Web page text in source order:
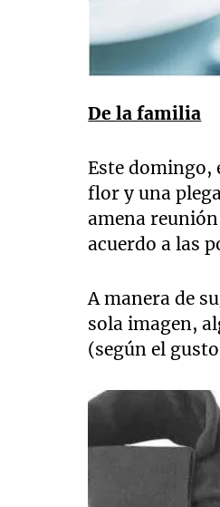
De la familia
Este domingo,
flor y una
amena
acuerdo a las
A manera de
sola imagen,
(según el